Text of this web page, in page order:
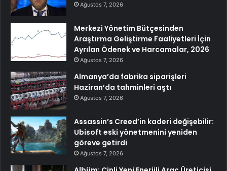
Ağustos 7, 2026
Merkezi Yönetim Bütçesinden
Araştırma Geliştirme Faaliyetleri İçin
Ayrılan Ödenek ve Harcamalar, 2026
Ağustos 7, 2026
Almanya’da fabrika siparişleri
Haziran’da tahminleri aştı
Ağustos 7, 2026
Assassin’s Creed’in kaderi değişebilir:
Ubisoft eski yönetmenini yeniden
göreve getirdi
Ağustos 7, 2026